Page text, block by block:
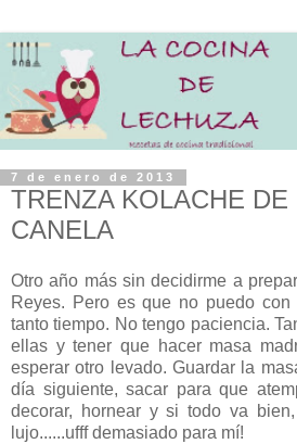
7 de enero de 2013
TRENZA KOLACHE
CANELA
Otro año más sin decidirme a
Reyes. Pero es que no puedo
tanto tiempo. No tengo paciencia.
ellas y tener que hacer masa
esperar otro levado. Guardar la
día siguiente, sacar para que
decorar, hornear y si todo va
lujo......ufff demasiado para mí!